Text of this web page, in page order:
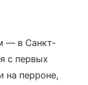
— в Санкт-
с первых
на перроне,